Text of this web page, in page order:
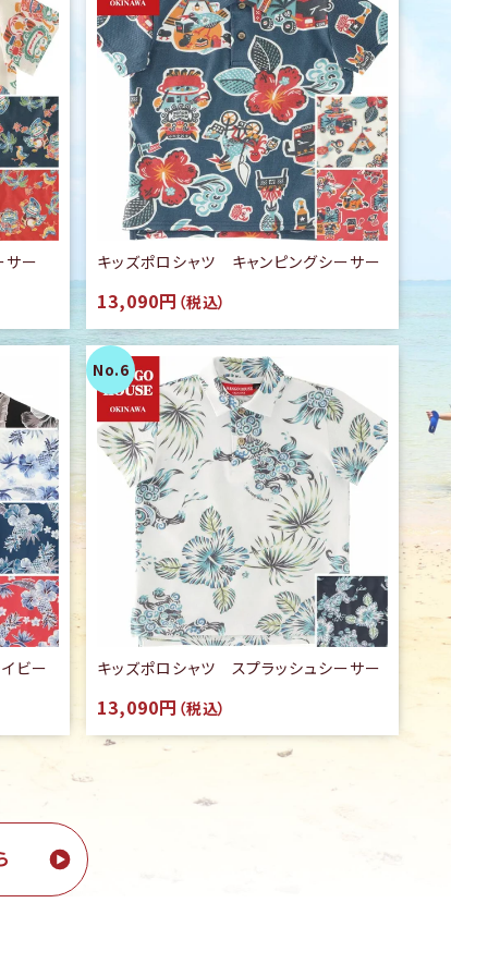
サー キッズポロシャツ キャンピングシーサー
13,090円 （税込）
ビー キッズポロシャツ スプラッシュシーサー
13,090円 （税込）